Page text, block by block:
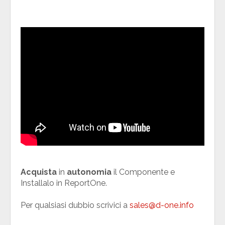
Acquista in autonomia il Componente e
Installalo in ReportOne.
Per qualsiasi dubbio scrivici a sales@d-one.info